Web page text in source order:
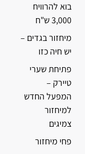
בוא להרוויח
3,000 ש"ח
מיחזור בגדים –
יש חיה כזו
פתיחת שערי
טיירק –
המפעל החדש
למיחזור
צמיגים
פחי מיחזור